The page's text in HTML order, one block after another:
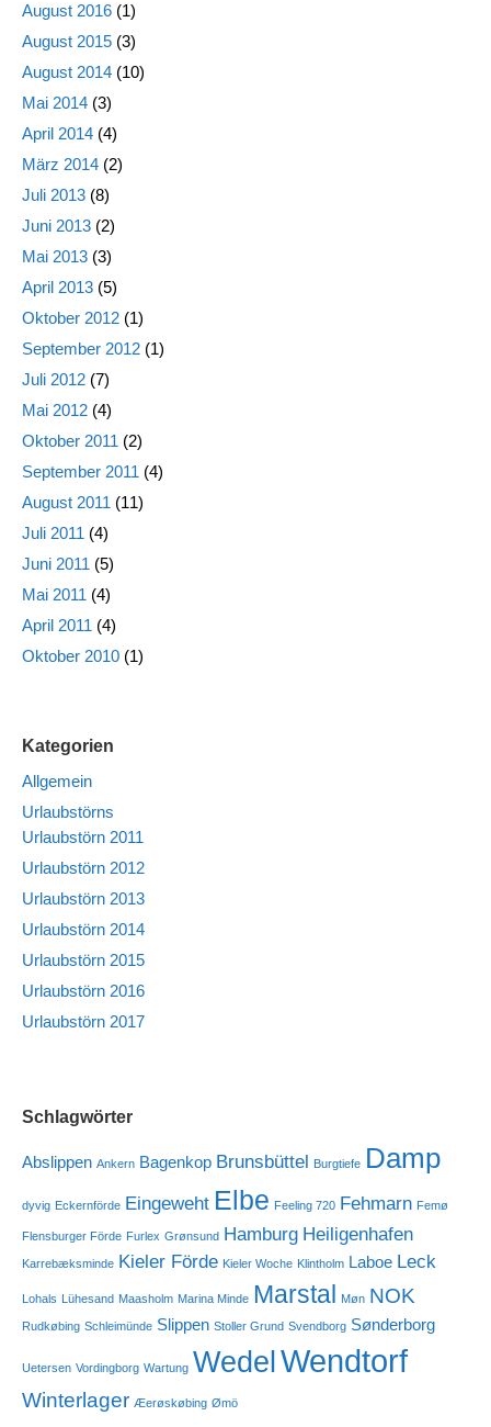
August 2016 (1)
August 2015 (3)
August 2014 (10)
Mai 2014 (3)
April 2014 (4)
März 2014 (2)
Juli 2013 (8)
Juni 2013 (2)
Mai 2013 (3)
April 2013 (5)
Oktober 2012 (1)
September 2012 (1)
Juli 2012 (7)
Mai 2012 (4)
Oktober 2011 (2)
September 2011 (4)
August 2011 (11)
Juli 2011 (4)
Juni 2011 (5)
Mai 2011 (4)
April 2011 (4)
Oktober 2010 (1)
Kategorien
Allgemein
Urlaubstörns
Urlaubstörn 2011
Urlaubstörn 2012
Urlaubstörn 2013
Urlaubstörn 2014
Urlaubstörn 2015
Urlaubstörn 2016
Urlaubstörn 2017
Schlagwörter
Abslippen Ankern Bagenkop Brunsbüttel Burgtiefe Damp
dyvig Eckernförde Eingeweht Elbe Feeling 720 Fehmarn Femø
Flensburger Förde Furlex Grønsund Hamburg Heiligenhafen
Karrebæksminde Kieler Förde Kieler Woche Klintholm Laboe Leck
Lohals Lühesand Maasholm Marina Minde Marstal Møn NOK
Rudkøbing Schleimünde Slippen Stoller Grund Svendborg Sønderborg
Uetersen Vordingborg Wartung Wedel Wendtorf
Winterlager Æerøskøbing Ømö